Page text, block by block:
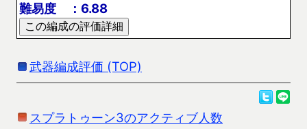
難易度 ：6.88
武器編成評価 (TOP)
スプラトゥーン3のアクティブ人数